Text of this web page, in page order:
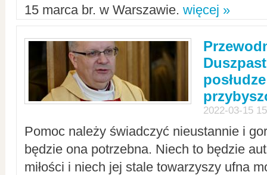
15 marca br. w Warszawie. więcej »
2022-03-15
Pomoc należy świadczyć nieustannie i
będzie ona potrzebna. Niech to będzie
miłości i niech jej stale towarzyszy ufna